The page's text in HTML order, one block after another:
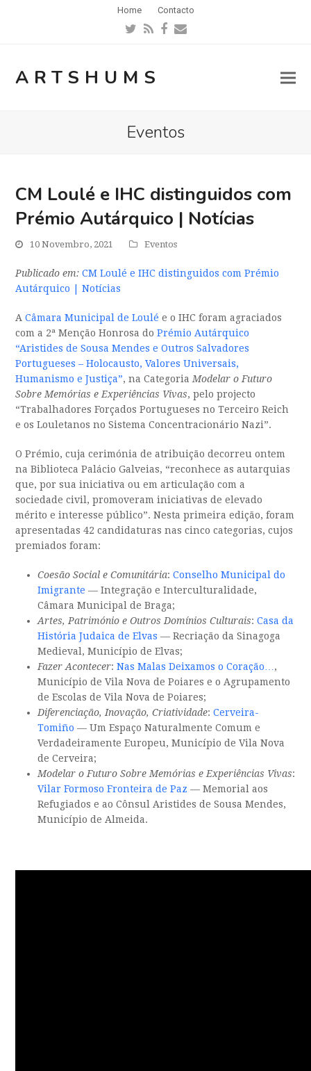
Home Contacto
Twitter
RSSFacebook
Email
ARTSHUMS
Eventos
CM Loulé e IHC distinguidos com
Prémio Autárquico | Notícias
10 Novembro, 2021 Eventos
Publicado em: CM Loulé e IHC distinguidos com Prémio
Autárquico | Notícias
ACâmara Municipal de Loulé e o IHC foram agraciados
com a 2ª Menção Honrosa doPrémio Autárquico
“Aristides de Sousa Mendes e Outros Salvadores
Portugueses – Holocausto, Valores Universais,
Humanismo e Justiça”, na CategoriaModelar o Futuro
Sobre Memórias e Experiências Vivas, pelo projecto
“Trabalhadores Forçados Portugueses no Terceiro Reich
e os Louletanos no Sistema Concentracionário Nazi”.
O Prémio, cuja cerimónia de atribuição decorreu ontem
na Biblioteca Palácio Galveias, “reconhece as autarquias
que, por sua iniciativa ou em articulação com a
sociedade civil, promoveram iniciativas de elevado
mérito e interesse público”. Nesta primeira edição, foram
apresentadas 42 candidaturas nas cinco categorias, cujos
premiados foram:
Coesão Social e Comunitária:Conselho Municipal do
Imigrante — Integração e Interculturalidade,
Câmara Municipal de Braga;
Artes, Património e Outros Domínios Culturais:Casa da
História Judaica de Elvas — Recriação da Sinagoga
Medieval, Município de Elvas;
Fazer Acontecer:Nas Malas Deixamos o Coração…,
Município de Vila Nova de Poiares e o Agrupamento
de Escolas de Vila Nova de Poiares;
Diferenciação, Inovação, Criatividade:Cerveira-
Tomiño — Um Espaço Naturalmente Comum e
Verdadeiramente Europeu, Município de Vila Nova
de Cerveira;
Modelar o Futuro Sobre Memórias e Experiências Vivas:
Vilar Formoso Fronteira de Paz — Memorial aos
Refugiados e ao Cônsul Aristides de Sousa Mendes,
Município de Almeida.